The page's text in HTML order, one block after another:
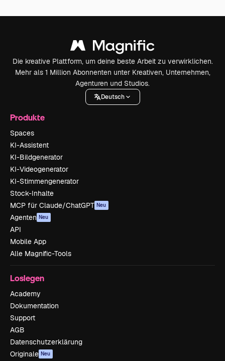
Die kreative Plattform, um deine beste Arbeit zu verwirklichen.
Mehr als 1 Million Abonnenten unter Kreativen, Unternehmen,
Agenturen und Studios.
Deutsch
Produkte
Spaces
KI-Assistent
KI-Bildgenerator
KI-Videogenerator
KI-Stimmengenerator
Stock-Inhalte
MCP für Claude/ChatGPT Neu
Agenten Neu
API
Mobile App
Alle Magnific-Tools
Loslegen
Academy
Dokumentation
Support
AGB
Datenschutzerklärung
Originale Neu